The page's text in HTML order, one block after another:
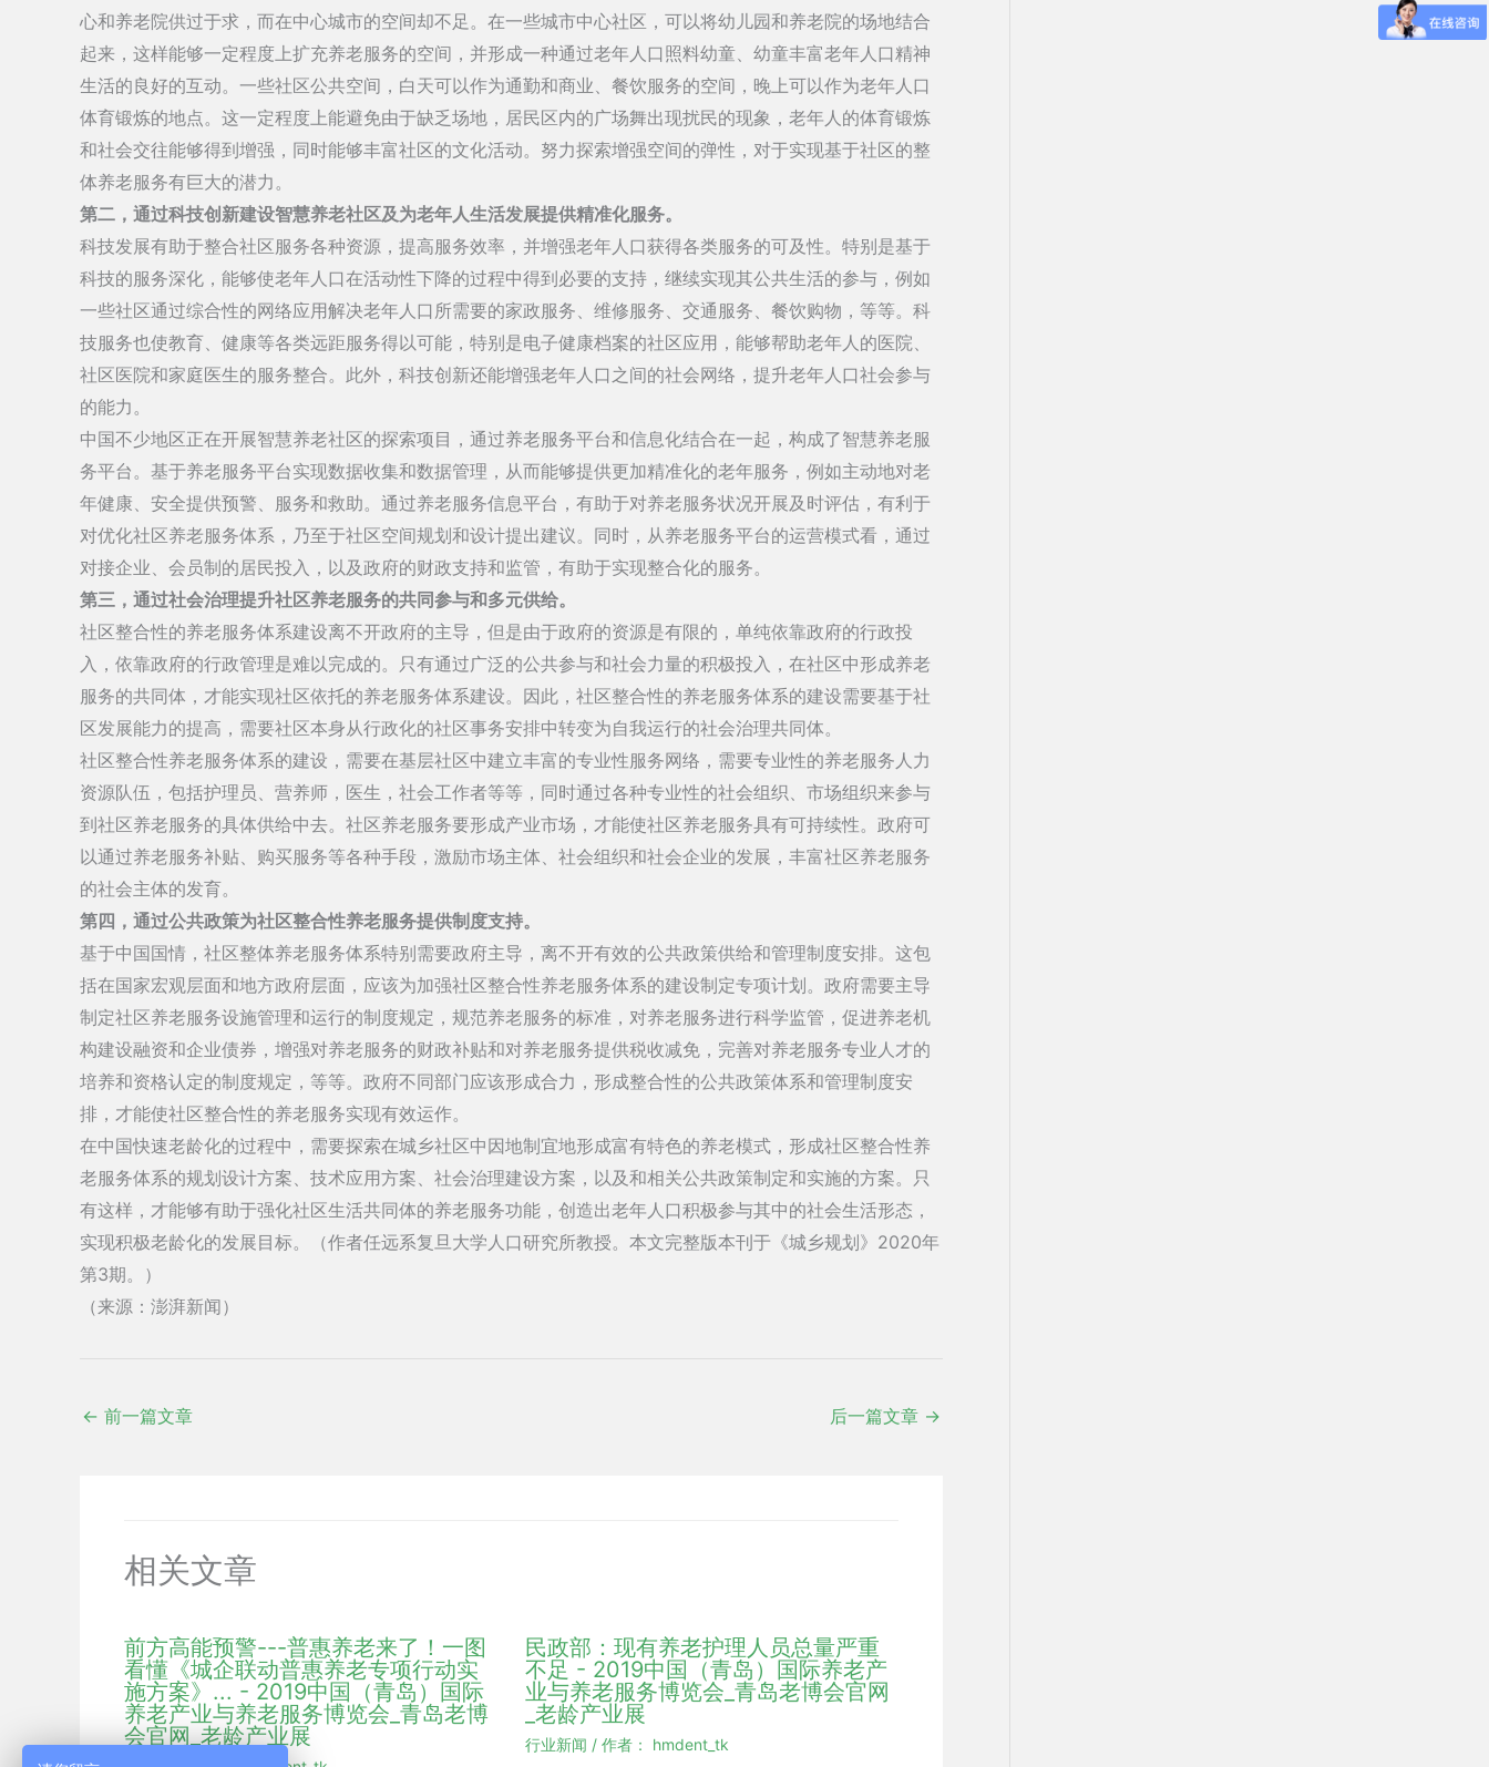
心和养老院供过于求，而在中心城市的空间却不足。在一些城市中心社区，可以将幼儿园和养老院的场地结合
起来，这样能够一定程度上扩充养老服务的空间，并形成一种通过老年人口照料幼童、幼童丰富老年人口精神
生活的良好的互动。一些社区公共空间，白天可以作为通勤和商业、餐饮服务的空间，晚上可以作为老年人口
体育锻炼的地点。这一定程度上能避免由于缺乏场地，居民区内的广场舞出现扰民的现象，老年人的体育锻炼
和社会交往能够得到增强，同时能够丰富社区的文化活动。努力探索增强空间的弹性，对于实现基于社区的整
体养老服务有巨大的潜力。
第二，通过科技创新建设智慧养老社区及为老年人生活发展提供精准化服务。
科技发展有助于整合社区服务各种资源，提高服务效率，并增强老年人口获得各类服务的可及性。特别是基于
科技的服务深化，能够使老年人口在活动性下降的过程中得到必要的支持，继续实现其公共生活的参与，例如
一些社区通过综合性的网络应用解决老年人口所需要的家政服务、维修服务、交通服务、餐饮购物，等等。科
技服务也使教育、健康等各类远距服务得以可能，特别是电子健康档案的社区应用，能够帮助老年人的医院、
社区医院和家庭医生的服务整合。此外，科技创新还能增强老年人口之间的社会网络，提升老年人口社会参与
的能力。
中国不少地区正在开展智慧养老社区的探索项目，通过养老服务平台和信息化结合在一起，构成了智慧养老服
务平台。基于养老服务平台实现数据收集和数据管理，从而能够提供更加精准化的老年服务，例如主动地对老
年健康、安全提供预警、服务和救助。通过养老服务信息平台，有助于对养老服务状况开展及时评估，有利于
对优化社区养老服务体系，乃至于社区空间规划和设计提出建议。同时，从养老服务平台的运营模式看，通过
对接企业、会员制的居民投入，以及政府的财政支持和监管，有助于实现整合化的服务。
第三，通过社会治理提升社区养老服务的共同参与和多元供给。
社区整合性的养老服务体系建设离不开政府的主导，但是由于政府的资源是有限的，单纯依靠政府的行政投
入，依靠政府的行政管理是难以完成的。只有通过广泛的公共参与和社会力量的积极投入，在社区中形成养老
服务的共同体，才能实现社区依托的养老服务体系建设。因此，社区整合性的养老服务体系的建设需要基于社
区发展能力的提高，需要社区本身从行政化的社区事务安排中转变为自我运行的社会治理共同体。
社区整合性养老服务体系的建设，需要在基层社区中建立丰富的专业性服务网络，需要专业性的养老服务人力
资源队伍，包括护理员、营养师，医生，社会工作者等等，同时通过各种专业性的社会组织、市场组织来参与
到社区养老服务的具体供给中去。社区养老服务要形成产业市场，才能使社区养老服务具有可持续性。政府可
以通过养老服务补贴、购买服务等各种手段，激励市场主体、社会组织和社会企业的发展，丰富社区养老服务
的社会主体的发育。
第四，通过公共政策为社区整合性养老服务提供制度支持。
基于中国国情，社区整体养老服务体系特别需要政府主导，离不开有效的公共政策供给和管理制度安排。这包
括在国家宏观层面和地方政府层面，应该为加强社区整合性养老服务体系的建设制定专项计划。政府需要主导
制定社区养老服务设施管理和运行的制度规定，规范养老服务的标准，对养老服务进行科学监管，促进养老机
构建设融资和企业债券，增强对养老服务的财政补贴和对养老服务提供税收减免，完善对养老服务专业人才的
培养和资格认定的制度规定，等等。政府不同部门应该形成合力，形成整合性的公共政策体系和管理制度安
排，才能使社区整合性的养老服务实现有效运作。
在中国快速老龄化的过程中，需要探索在城乡社区中因地制宜地形成富有特色的养老模式，形成社区整合性养
老服务体系的规划设计方案、技术应用方案、社会治理建设方案，以及和相关公共政策制定和实施的方案。只
有这样，才能够有助于强化社区生活共同体的养老服务功能，创造出老年人口积极参与其中的社会生活形态，
实现积极老龄化的发展目标。（作者任远系复旦大学人口研究所教授。本文完整版本刊于《城乡规划》2020年
第3期。）
（来源：澎湃新闻）
← 前一篇文章 后一篇文章 →
相关文章
前方高能预警---普惠养老来了！一图
看懂《城企联动普惠养老专项行动实
施方案》... - 2019中国（青岛）国际
养老产业与养老服务博览会_青岛老博
会官网_老龄产业展
民政部：现有养老护理人员总量严重
不足 - 2019中国（青岛）国际养老产
业与养老服务博览会_青岛老博会官网
_老龄产业展
行业新闻 / 作者： hmdent_tk